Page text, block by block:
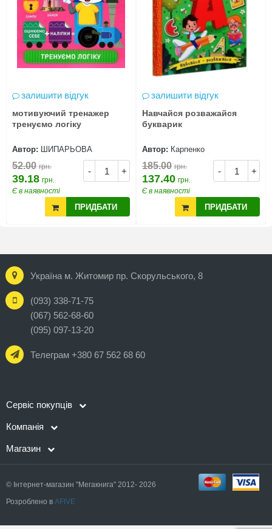
залишити відгук
мотивуючий тренажер
тренуємо логіку
Автор: ШИПАРЬОВА
- +
52.00 грн.
39.18 грн.
Є в наявності
ПРИДБАТИ
залишити відгук
Навчайся розважайся
букварик
Автор: Карпенко
- +
185.00 грн.
137.40 грн.
Є в наявності
ПРИДБАТИ
Україна м. Житомир пр. Скорульського, 8
(093) 338-71-75
(067) 562-68-60
(095) 097-13-20
Телеграм +380 67 562 68 60
Сервіс покупців
Компанія
Магазин
© Інтернет-магазин "Мегакнига" 2012- 2026
Розроблено в AFIVE